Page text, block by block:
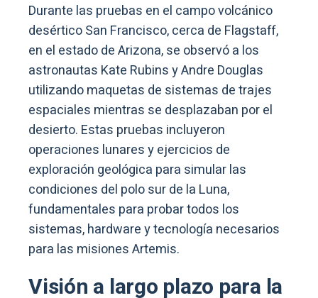
Durante las pruebas en el campo volcánico
desértico San Francisco, cerca de Flagstaff,
en el estado de Arizona, se observó a los
astronautas Kate Rubins y Andre Douglas
utilizando maquetas de sistemas de trajes
espaciales mientras se desplazaban por el
desierto. Estas pruebas incluyeron
operaciones lunares y ejercicios de
exploración geológica para simular las
condiciones del polo sur de la Luna,
fundamentales para probar todos los
sistemas, hardware y tecnología necesarios
para las misiones Artemis.
Visión a largo plazo para la